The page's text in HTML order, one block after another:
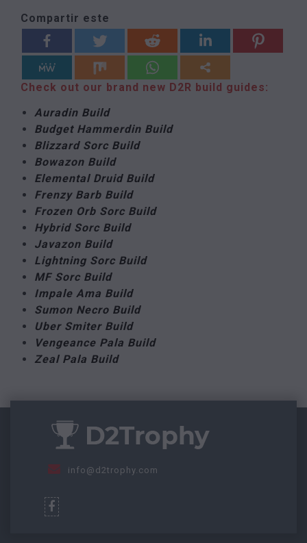
Compartir este
Check out our brand new D2R build guides:
Auradin Build
Budget Hammerdin Build
Blizzard Sorc Build
Bowazon Build
Elemental Druid Build
Frenzy Barb Build
Frozen Orb Sorc Build
Hybrid Sorc Build
Javazon Build
Lightning Sorc Build
MF Sorc Build
Impale Ama Build
Sumon Necro Build
Uber Smiter Build
Vengeance Pala Build
Zeal Pala Build
info@d2trophy.com